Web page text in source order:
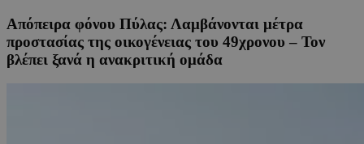
Απόπειρα φόνου Πύλας: Λαμβάνονται μέτρα
προστασίας της οικογένειας του 49χρονου – Τον
βλέπει ξανά η ανακριτική ομάδα